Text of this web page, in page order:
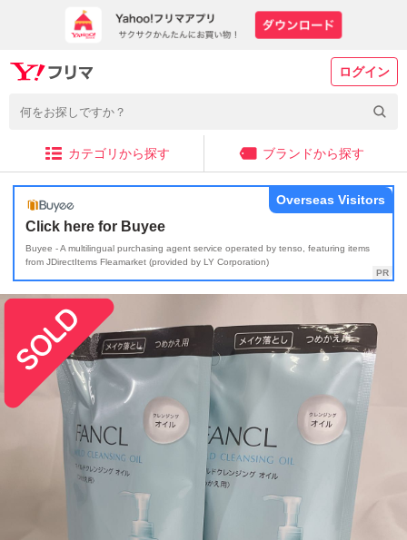
ログイン
カテゴリから探す ブランドから探す
Click here for Buyee
Buyee - A multilingual purchasing agent service operated by tenso, featuring items
from JDirectItems Fleamarket (provided by LY Corporation)
Overseas Visitors